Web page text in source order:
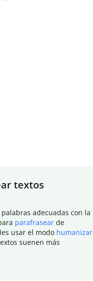
textos
adecuadas con la
parafrasear de
usar el modo humanizar
suenen más